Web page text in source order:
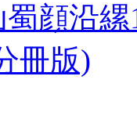
顔沿縲
冊版)